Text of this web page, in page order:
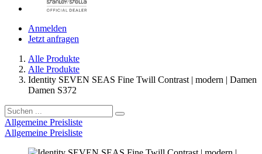
Anmelden
Jetzt anfragen
Alle Produkte
Alle Produkte
Identity SEVEN SEAS Fine Twill Contrast | modern | Damen
Damen S372
Allgemeine Preisliste
Allgemeine Preisliste